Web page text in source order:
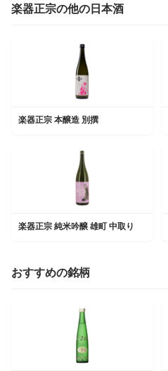
楽器正宗の他の日本酒
楽器正宗 本醸造 別撰
楽器正宗 純米吟醸 雄町 中取り
おすすめの銘柄